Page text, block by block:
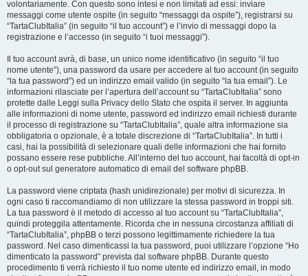
volontariamente. Con questo sono intesi e non limitati ad essi: inviare
messaggi come utente ospite (in seguito “messaggi da ospite”), registrarsi su
“TartaClubItalia” (in seguito “il tuo account”) e l’invio di messaggi dopo la
registrazione e l’accesso (in seguito “i tuoi messaggi”).
Il tuo account avrà, di base, un unico nome identificativo (in seguito “il tuo
nome utente”), una password da usare per accedere al tuo account (in seguito
“la tua password”) ed un indirizzo email valido (in seguito “la tua email”). Le
informazioni rilasciate per l’apertura dell’account su “TartaClubItalia” sono
protette dalle Leggi sulla Privacy dello Stato che ospita il server. In aggiunta
alle informazioni di nome utente, password ed indirizzo email richiesti durante
il processo di registrazione su “TartaClubItalia”, quale altra informazione sia
obbligatoria o opzionale, è a totale discrezione di “TartaClubItalia”. In tutti i
casi, hai la possibilità di selezionare quali delle informazioni che hai fornito
possano essere rese pubbliche. All’interno del tuo account, hai facoltà di opt-in
o opt-out sul generatore automatico di email del software phpBB.
La password viene criptata (hash unidirezionale) per motivi di sicurezza. In
ogni caso ti raccomandiamo di non utilizzare la stessa password in troppi siti.
La tua password è il metodo di accesso al tuo account su “TartaClubItalia”,
quindi proteggila attentamente. Ricorda che in nessuna circostanza affiliati di
“TartaClubItalia”, phpBB o terzi possono legittimamente richiedere la tua
password. Nel caso dimenticassi la tua password, puoi utilizzare l’opzione “Ho
dimenticato la password” prevista dal software phpBB. Durante questo
procedimento ti verrà richiesto il tuo nome utente ed indirizzo email, in modo